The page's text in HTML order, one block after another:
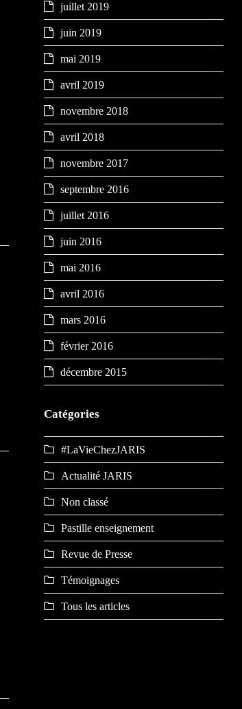
juillet 2019
juin 2019
mai 2019
avril 2019
novembre 2018
avril 2018
novembre 2017
septembre 2016
juillet 2016
juin 2016
mai 2016
avril 2016
mars 2016
février 2016
décembre 2015
Catégories
#LaVieChezJARIS
Actualité JARIS
Non classé
Pastille enseignement
Revue de Presse
Témoignages
Tous les articles